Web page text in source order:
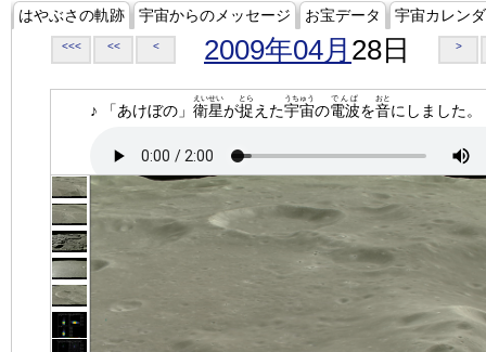
はやぶさの軌跡 宇宙からのメッセージ お宝データ 宇宙カレン
<<< << < 2009年04月 28日 >
♪ 「あけぼの」 衛星
えいせい
が捉
とら
えた宇宙
うちゅう
の電波
でんぱ
を音
おと
にしました。